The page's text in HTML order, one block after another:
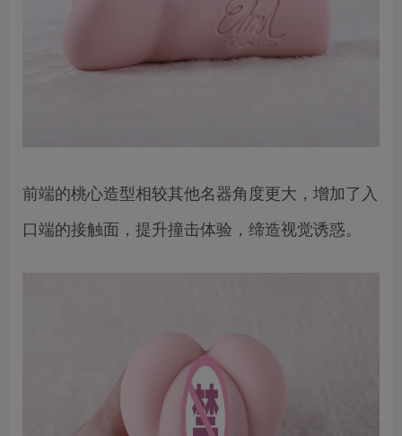
前端的桃心造型相较其他名器角度更大，增加了入
口端的接触面，提升撞击体验，缔造视觉诱惑。